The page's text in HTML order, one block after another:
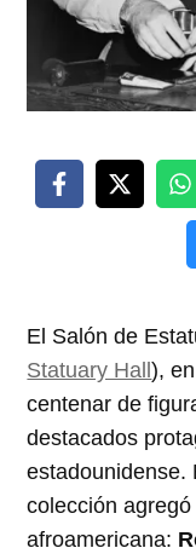
El Salón de
Statuary Hall),
centenar de
destacados
estadounidense.
colección
afroamericana: